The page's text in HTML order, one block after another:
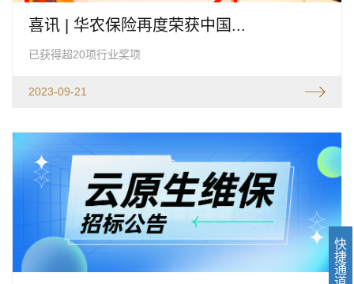
喜讯 | 华农保险再度荣获中国...
已获得超20项行业奖项
2023-09-21
快
捷
通